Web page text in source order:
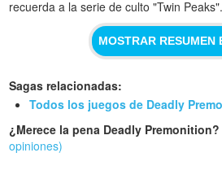
recuerda a la serie de culto "Twin Peaks".
MOSTRAR RESUMEN
Sagas relacionadas:
Todos los juegos de Deadly
¿Merece la pena Deadly Premonition?
opiniones)